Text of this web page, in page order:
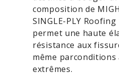
composition de
SINGLE-PLY
permet une haute
résistance aux
même
extrêmes.